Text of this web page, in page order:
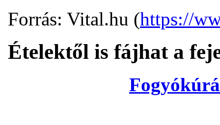
Forrás: Vital.hu (https://
Ételektől is fájhat a